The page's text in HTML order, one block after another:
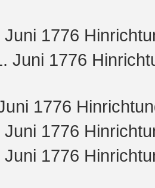
Juni 1776
Juni 1776
1776
Juni 1776
Juni 1776